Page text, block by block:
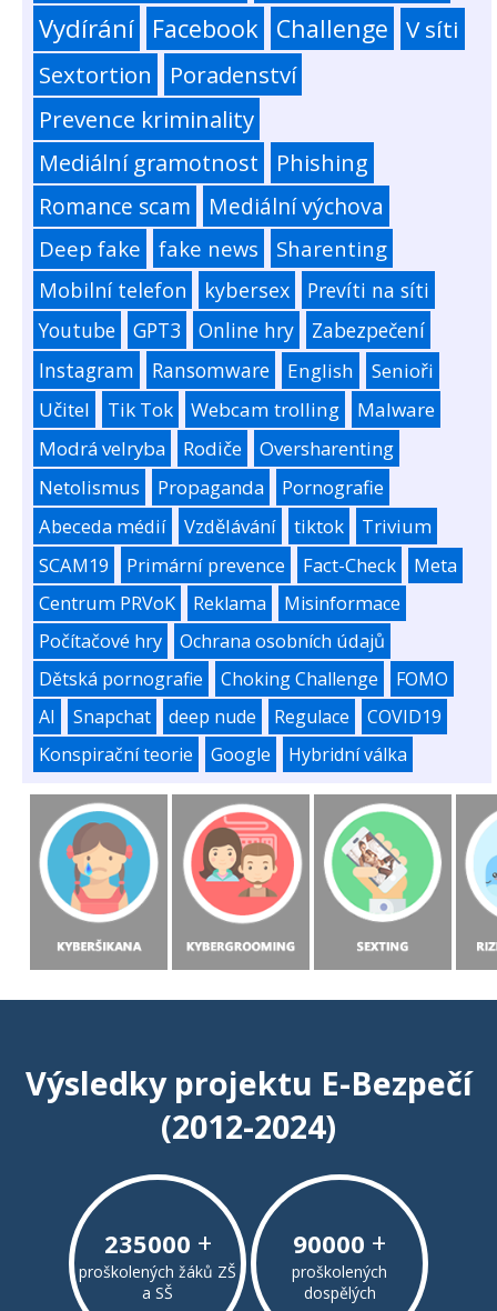
Vydírání Facebook Challenge
V síti
Sextortion
Poradenství
Prevence kriminality
Mediální gramotnost
Phishing
Romance scam
Mediální výchova
Deep fake fake news Sharenting
Mobilní telefon kybersex
Prevíti na síti
Youtube
GPT3 Online hry
Zabezpečení
Instagram
Ransomware English
Senioři
Učitel
Tik Tok Webcam trolling
Malware
Modrá velryba
Rodiče
Oversharenting
Netolismus
Propaganda
Pornografie
Abeceda médií
Vzdělávání tiktok
Trivium
SCAM19
Primární prevence Fact-Check
Meta
Centrum PRVoK
Reklama
Misinformace
Počítačové hry
Ochrana osobních údajů
Dětská pornografie
Choking Challenge
FOMO
AI
Snapchat deep nude Regulace
COVID19
Konspirační teorie
Google Hybridní válka
Výsledky projektu E-Bezpečí
(2012-2024)
235000 +
proškolených žáků ZŠ
a SŠ
90000 +
proškolených
dospělých